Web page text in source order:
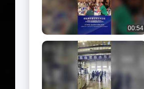
00:54